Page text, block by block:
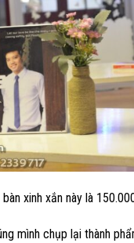
xinh xắn này là
mình chụp lại thành